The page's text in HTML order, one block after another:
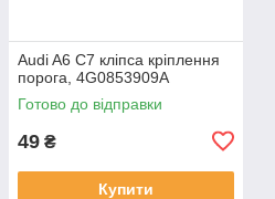
Audi A6 C7 кліпса кріплення
порога, 4G0853909A
Готово до відправки
49 ₴
Купити